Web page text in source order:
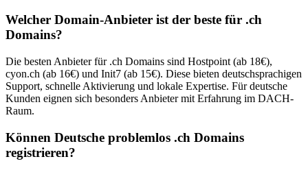
Welcher Domain-Anbieter ist der beste für .ch
Domains?
Die besten Anbieter für .ch Domains sind Hostpoint (ab 18€),
cyon.ch (ab 16€) und Init7 (ab 15€). Diese bieten deutschsprachigen
Support, schnelle Aktivierung und lokale Expertise. Für deutsche
Kunden eignen sich besonders Anbieter mit Erfahrung im DACH-
Raum.
Können Deutsche problemlos .ch Domains
registrieren?